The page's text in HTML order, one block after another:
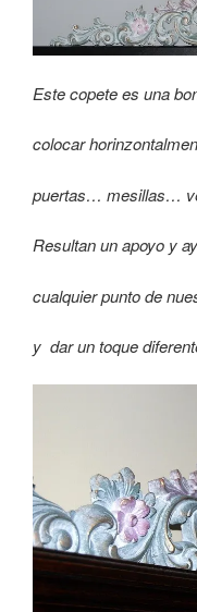
Este copete es una
colocar
puertas… mesillas…
Resultan un apoyo y
cualquier punto de
y dar un toque